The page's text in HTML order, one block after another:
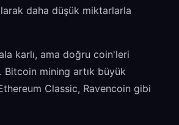
daha düşük miktarlarla
karlı, ama doğru coin'leri
Bitcoin mining artık büyük
Classic, Ravencoin gibi